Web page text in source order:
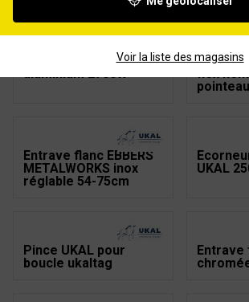
Chauffe lait UKAL
Pince
Entrave flanc EBBERS
METALWORKS inox
réglable 54-75cm
UKAL
Pince UKAL pour
boucle ukaltag
Entrave
Voir la liste des magasins